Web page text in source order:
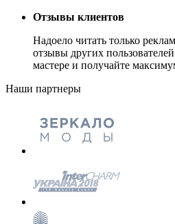
Отзывы клиентов
Надоело читать только
отзывы других
мастере и получайте
Наши партнеры